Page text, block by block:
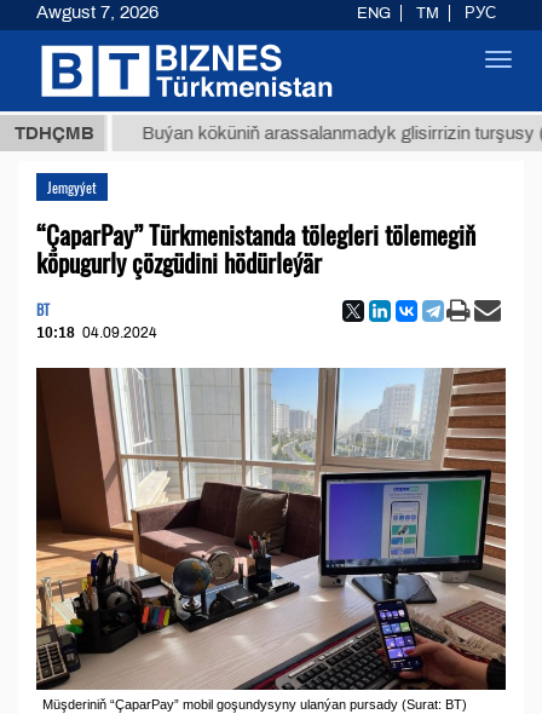
TDHÇMBBuýan köküniň arassalanmadyk glisirrizin turşusy (t.)
Jemgyýet
“ÇaparPay” Türkmenistanda tölegleri tölemegiň
köpugurly çözgüdini hödürleýär
BT
10:18 04.09.2024
Müşderiniň “ÇaparPay” mobil goşundysyny ulanýan pursady (Surat: BT)
Awgust 7, 2026 ENG TM РУС